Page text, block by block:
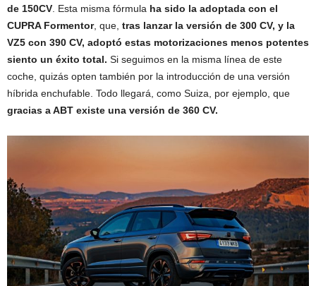
de 150CV. Esta misma fórmula ha sido la adoptada con el
CUPRA Formentor, que, tras lanzar la versión de 300 CV, y la
VZ5 con 390 CV, adoptó estas motorizaciones menos potentes
siento un éxito total. Si seguimos en la misma línea de este
coche, quizás opten también por la introducción de una versión
híbrida enchufable. Todo llegará, como Suiza, por ejemplo, que
gracias a ABT existe una versión de 360 CV.